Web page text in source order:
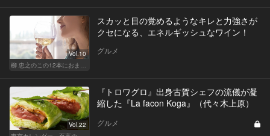
Vol.10
柳 忠之のこの12本におまかせ
スカッと目の覚めるようなキレと力強さが
クセになる、エネルギッシュなワイン！
グルメ
Vol.22
『トロワグロ』出身古賀シェフの流儀が凝
縮した『La facon Koga』（代々木上原）
グルメ